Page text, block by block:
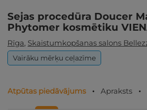
Sejas procedūra Doucer
Phytomer kosmētiku
Rīga, Skaistumkopšanas salons
Vairāku mērķu ceļazīme
Atpūtas piedāvājums Apraksts